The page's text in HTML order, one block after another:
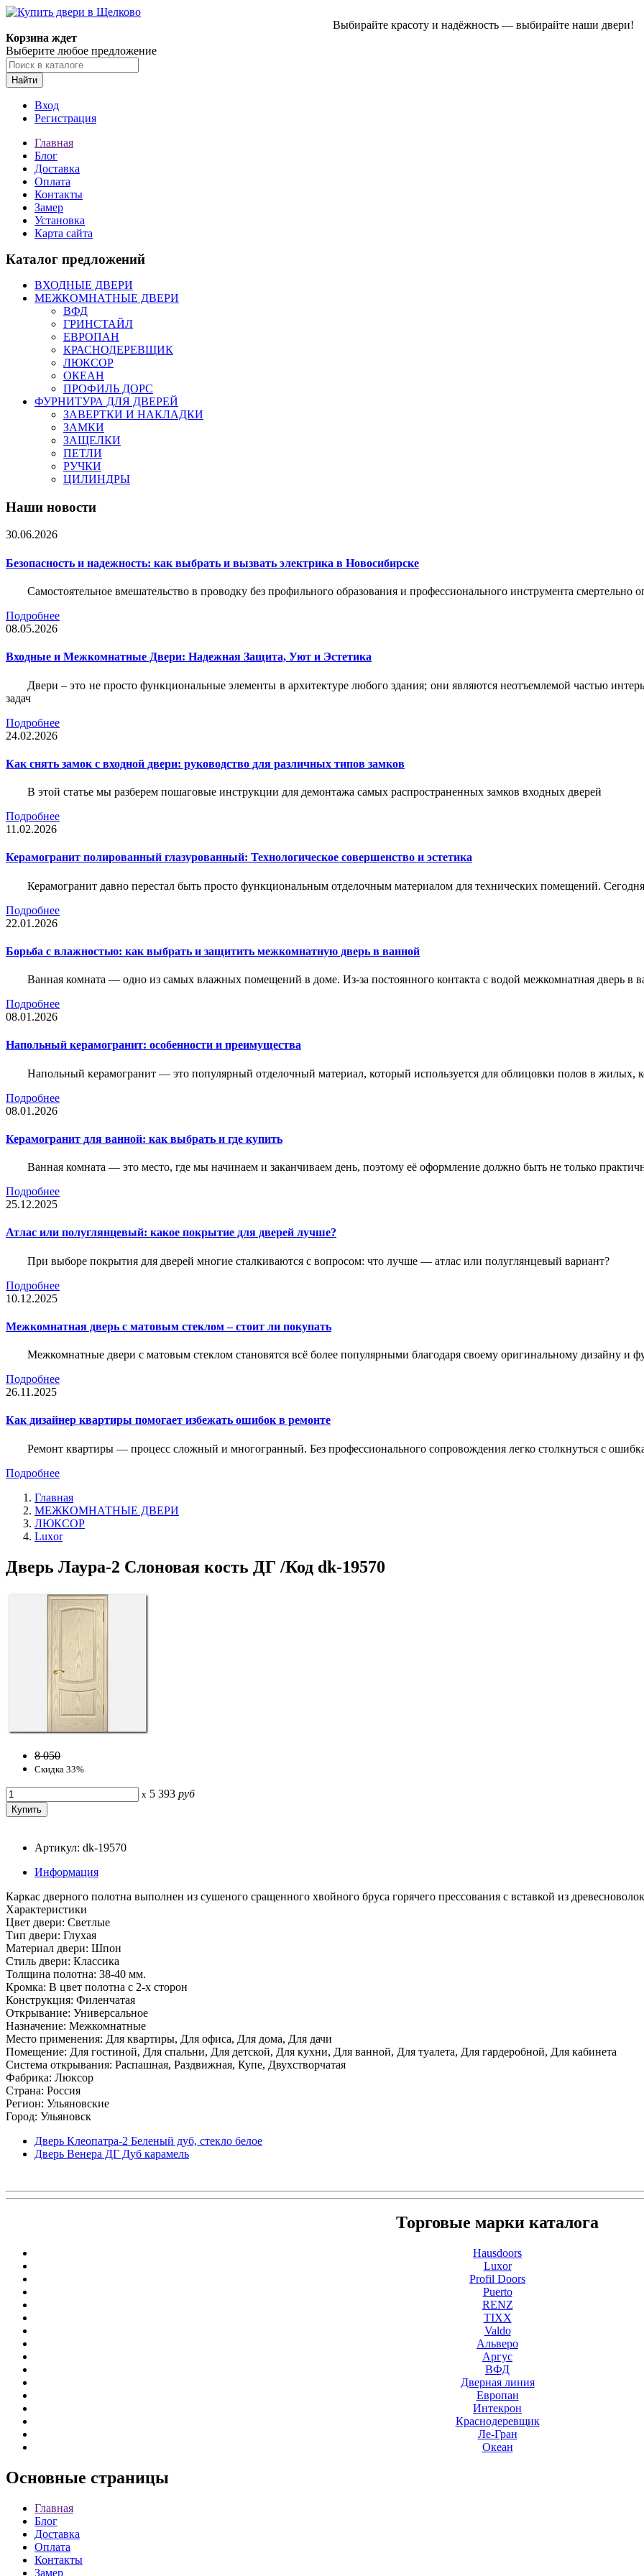
Выбирайте красоту и надёжность — выбирайте наши двери!
Корзина ждет
Выберите любое предложение
Найти
Вход
Регистрация
Главная
Блог
Доставка
Оплата
Контакты
Замер
Установка
Карта сайта
Каталог предложений
ВХОДНЫЕ ДВЕРИ
МЕЖКОМНАТНЫЕ ДВЕРИ
ВФД
ГРИНСТАЙЛ
ЕВРОПАН
КРАСНОДЕРЕВЩИК
ЛЮКСОР
ОКЕАН
ПРОФИЛЬ ДОРС
ФУРНИТУРА ДЛЯ ДВЕРЕЙ
ЗАВЕРТКИ И НАКЛАДКИ
ЗАМКИ
ЗАЩЕЛКИ
ПЕТЛИ
РУЧКИ
ЦИЛИНДРЫ
Наши новости
30.06.2026
Безопасность и надежность: как выбрать и вызвать электрика в Новосибирске
Самостоятельное вмешательство в проводку без профильного образования и профессионального инструмента смертельно
Подробнее
08.05.2026
Входные и Межкомнатные Двери: Надежная Защита, Уют и Эстетика
Двери – это не просто функциональные элементы в архитектуре любого здания; они являются неотъемлемой частью
задач
Подробнее
24.02.2026
Как снять замок с входной двери: руководство для различных типов замков
В этой статье мы разберем пошаговые инструкции для демонтажа самых распространенных замков входных дверей
Подробнее
11.02.2026
Керамогранит полированный глазурованный: Технологическое совершенство и эстетика
Керамогранит давно перестал быть просто функциональным отделочным материалом для технических помещений.
Подробнее
22.01.2026
Борьба с влажностью: как выбрать и защитить межкомнатную дверь в ванной
Ванная комната — одно из самых влажных помещений в доме. Из-за постоянного контакта с водой межкомнатная дверь в
Подробнее
08.01.2026
Напольный керамогранит: особенности и преимущества
Напольный керамогранит — это популярный отделочный материал, который используется для облицовки полов в
Подробнее
08.01.2026
Керамогранит для ванной: как выбрать и где купить
Ванная комната — это место, где мы начинаем и заканчиваем день, поэтому её оформление должно быть не только
Подробнее
25.12.2025
Атлас или полуглянцевый: какое покрытие для дверей лучше?
При выборе покрытия для дверей многие сталкиваются с вопросом: что лучше — атлас или полуглянцевый вариант?
Подробнее
10.12.2025
Межкомнатная дверь с матовым стеклом – стоит ли покупать
Межкомнатные двери с матовым стеклом становятся всё более популярными благодаря своему оригинальному дизайну и
Подробнее
26.11.2025
Как дизайнер квартиры помогает избежать ошибок в ремонте
Ремонт квартиры — процесс сложный и многогранный. Без профессионального сопровождения легко столкнуться с
Подробнее
Главная
МЕЖКОМНАТНЫЕ ДВЕРИ
ЛЮКСОР
Luxor
Дверь Лаура-2 Слоновая кость ДГ /Код dk-19570
8 050
Скидка 33%
x 5 393 руб
Артикул: dk-19570
Информация
Каркас дверного полотна выполнен из сушеного сращенного хвойного бруса горячего прессования с вставкой из
Характеристики
Цвет двери: Светлые
Тип двери: Глухая
Материал двери: Шпон
Стиль двери: Классика
Толщина полотна: 38-40 мм.
Кромка: В цвет полотна с 2-х сторон
Конструкция: Филенчатая
Открывание: Универсальное
Назначение: Межкомнатные
Место применения: Для квартиры, Для офиса, Для дома, Для дачи
Помещение: Для гостиной, Для спальни, Для детской, Для кухни, Для ванной, Для туалета, Для гардеробной, Для кабинета
Система открывания: Распашная, Раздвижная, Купе, Двухстворчатая
Фабрика: Люксор
Страна: Россия
Регион: Ульяновские
Город: Ульяновск
Дверь Клеопатра-2 Беленый дуб, стекло белое
Дверь Венера ДГ Дуб карамель
Торговые марки каталога
Hausdoors
Luxor
Profil Doors
Puerto
RENZ
TIXX
Valdo
Альверо
Аргус
ВФД
Дверная линия
Европан
Интекрон
Краснодеревщик
Ле-Гран
Океан
Основные страницы
Главная
Блог
Доставка
Оплата
Контакты
Замер